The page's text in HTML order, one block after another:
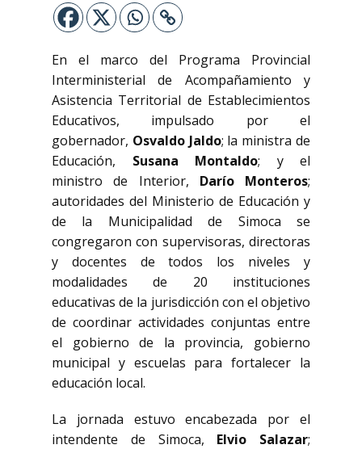
En el marco del Programa Provincial
Interministerial de Acompañamiento y
Asistencia Territorial de Establecimientos
Educativos, impulsado por el
gobernador, Osvaldo Jaldo; la ministra de
Educación, Susana Montaldo; y el
ministro de Interior, Darío Monteros;
autoridades del Ministerio de Educación y
de la Municipalidad de Simoca se
congregaron con supervisoras, directoras
y docentes de todos los niveles y
modalidades de 20 instituciones
educativas de la jurisdicción con el objetivo
de coordinar actividades conjuntas entre
el gobierno de la provincia, gobierno
municipal y escuelas para fortalecer la
educación local.
La jornada estuvo encabezada por el
intendente de Simoca, Elvio Salazar;